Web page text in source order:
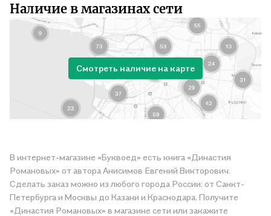
Наличие в магазинах сети
Смотреть наличие на карте
В интернет-магазине «Буквоед» есть книга «Династия
Романовых» от автора Анисимов Евгений Викторович.
Сделать заказ можно из любого города России: от Санкт-
Петербурга и Москвы до Казани и Краснодара. Получите
«Династия Романовых» в магазине сети или закажите